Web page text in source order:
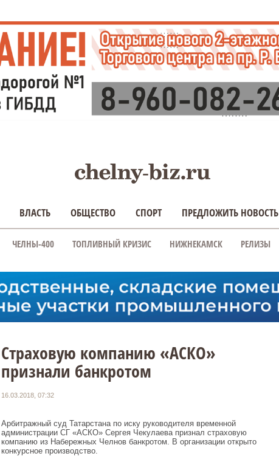
ВЛАСТЬ ОБЩЕСТВО СПОРТ ПРЕДЛОЖИТЬ НОВОСТЬ
ЧЕЛНЫ-400 ТОПЛИВНЫЙ КРИЗИС НИЖНЕКАМСК РЕЛИЗЫ
Страховую компанию «АСКО»
признали банкротом
16.03.2018, 07:32
Арбитражный суд Татарстана по иску руководителя временной
администрации СГ «АСКО» Сергея Чекулаева признал страховую
компанию из Набережных Челнов банкротом. В организации открыто
конкурсное производство.